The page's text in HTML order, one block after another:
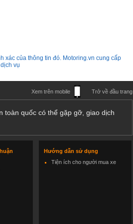
xác của thông tin đó. Motoring.vn cung cấp
vụ
Xem trên mobile Trở về đầu trang
toàn quốc có thể gặp gỡ, giao dịch
Hướng dẫn sử dụng
Tiện ích cho người mua xe